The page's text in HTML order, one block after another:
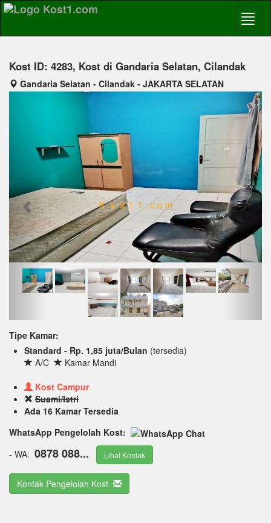
Kost ID: 4283, Kost di Gandaria Selatan, Cilandak
Gandaria Selatan - Cilandak - JAKARTA SELATAN
Next
Tipe Kamar:
Standard - Rp. 1,85 juta/Bulan (tersedia)
A/C
Kamar Mandi
Kost Campur
Suami/Istri
Ada 16 Kamar Tersedia
WhatsApp Pengelolah Kost:
- WA: 0878 088... Lihat Kontak
Kontak Pengelolah Kost